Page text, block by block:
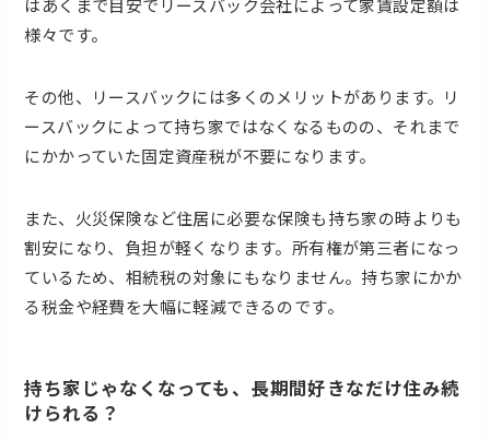
はあくまで目安でリースバック会社によって家賃設定額は
様々です。
その他、リースバックには多くのメリットがあります。リ
ースバックによって持ち家ではなくなるものの、それまで
にかかっていた固定資産税が不要になります。
また、火災保険など住居に必要な保険も持ち家の時よりも
割安になり、負担が軽くなります。所有権が第三者になっ
ているため、相続税の対象にもなりません。持ち家にかか
る税金や経費を大幅に軽減できるのです。
持ち家じゃなくなっても、長期間好きなだけ住み続
けられる？